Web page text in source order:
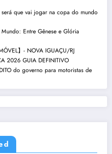
será que vai jogar na copa do mundo
Entre Gênese e Glória
】- NOVA IGUAÇU/RJ
2026 GUIA DEFINITIVO
do governo para motoristas de